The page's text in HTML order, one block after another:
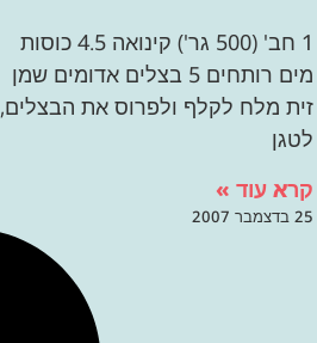
1 חב' (500 גר') קינואה 4.5 כוסות
מים רותחים 5 בצלים אדומים שמן
זית מלח לקלף ולפרוס את הבצלים,
לטגן
קרא עוד »
25 בדצמבר 2007